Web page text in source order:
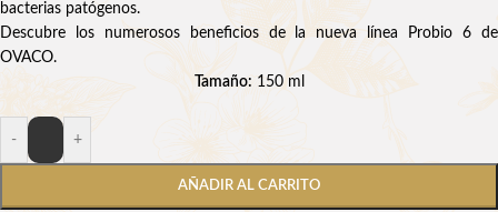
bacterias patógenos.
Descubre los numerosos beneficios de la nueva línea Probio 6 de
OVACO.
Tamaño: 150 ml
- +
AÑADIR AL CARRITO